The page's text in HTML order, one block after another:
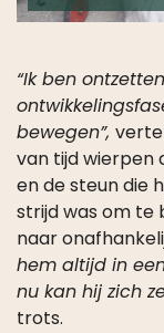
“Ik ben
bewegen”,
van tijd wierpen
en de steun die
strijd was om te
naar
hem altijd in
nu kan hij zich
trots.